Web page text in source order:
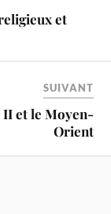
et
SUIVANT
II et le Moyen-
Orient